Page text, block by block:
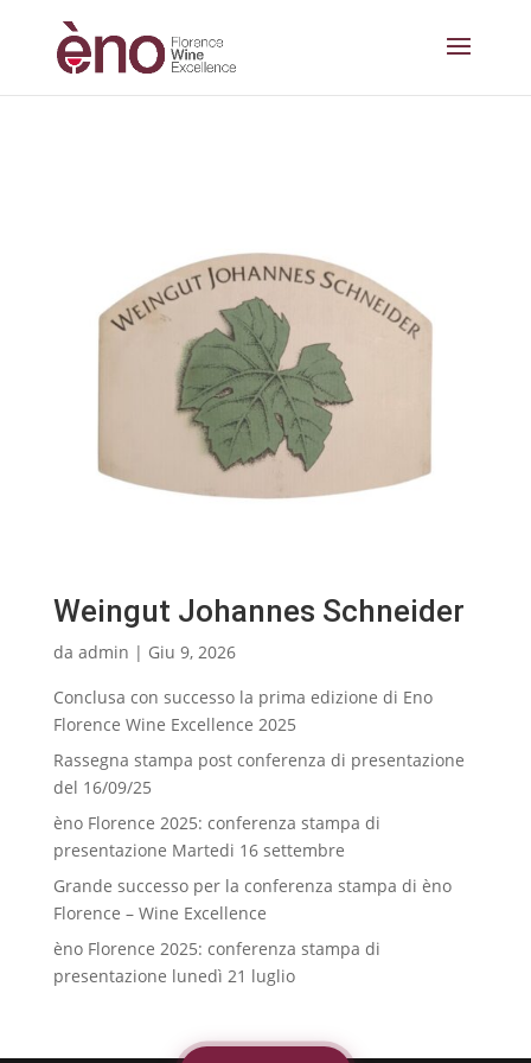
Weingut Johannes Schneider
da admin | Giu 9, 2026
Conclusa con successo la prima edizione di Eno
Florence Wine Excellence 2025
Rassegna stampa post conferenza di presentazione
del 16/09/25
èno Florence 2025: conferenza stampa di
presentazione Martedi 16 settembre
Grande successo per la conferenza stampa di èno
Florence – Wine Excellence
èno Florence 2025: conferenza stampa di
presentazione lunedì 21 luglio